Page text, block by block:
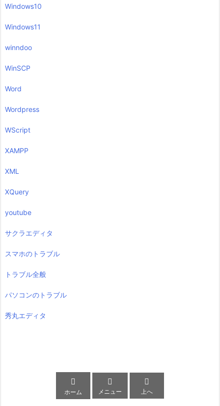
Windows10
Windows11
winndoo
WinSCP
Word
Wordpress
WScript
XAMPP
XML
XQuery
youtube
サクラエディタ
スマホのトラブル
トラブル全般
パソコンのトラブル
秀丸エディタ

ホーム

メニュー

上へ